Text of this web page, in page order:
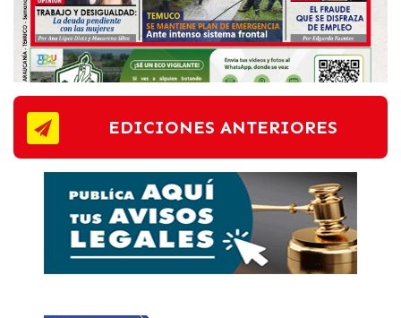
EDICIONES ANTERIORES